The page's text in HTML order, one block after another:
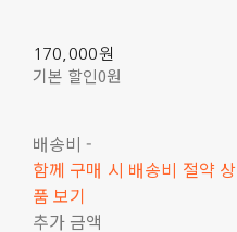
170,000원
기본 할인0원
배송비 -
함께 구매 시 배송비 절약 상
품 보기
추가 금액